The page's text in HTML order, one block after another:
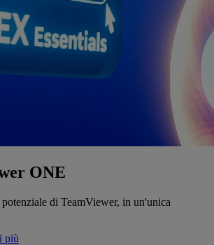
ONE
di TeamViewer, in un'unica
più